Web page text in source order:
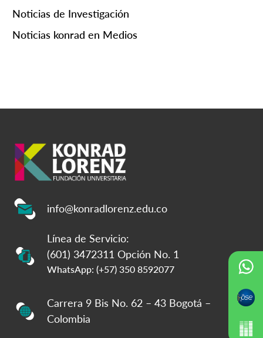
Noticias de Investigación
Noticias konrad en Medios
info@konradlorenz.edu.co
Línea de Servicio:
(601) 3472311 Opción No. 1
WhatsApp: (+57) 350 8592077
Carrera 9 Bis No. 62 – 43 Bogotá –
Colombia